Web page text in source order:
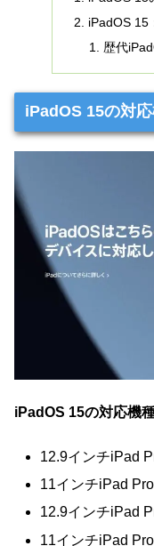
iPadOS 15
歴代
iPadOS 15の対
iPadOS 15の対応機
12.9インチiPad
11インチiPad Pro
12.9インチiPad
11インチiPad Pro